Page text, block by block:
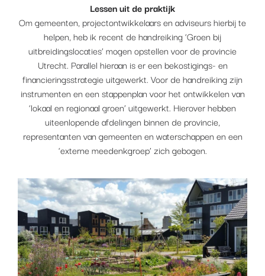
Lessen uit de praktijk
Om gemeenten, projectontwikkelaars en adviseurs hierbij te
helpen, heb ik recent de handreiking ‘Groen bij
uitbreidingslocaties’ mogen opstellen voor de provincie
Utrecht. Parallel hieraan is er een bekostigings- en
financieringsstrategie uitgewerkt. Voor de handreiking zijn
instrumenten en een stappenplan voor het ontwikkelen van
‘lokaal en regionaal groen’ uitgewerkt. Hierover hebben
uiteenlopende afdelingen binnen de provincie,
representanten van gemeenten en waterschappen en een
‘externe meedenkgroep’ zich gebogen.